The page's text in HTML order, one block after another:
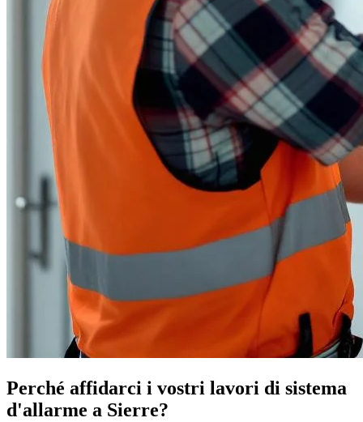
Perché affidarci i vostri lavori di sistema
d'allarme a Sierre?